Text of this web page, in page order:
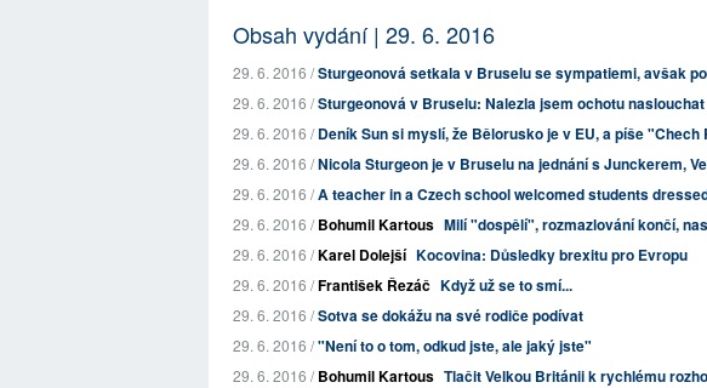
Obsah vydání | 29. 6. 2016
29. 6. 2016 /Sturgeonová setkala v Bruselu se sympatiemi, avšak
29. 6. 2016 /Sturgeonová v Bruselu: Nalezla jsem ochotu naslouchat
29. 6. 2016 /Deník Sun si myslí, že Bělorusko je v EU, a píše "Chech
29. 6. 2016 /Nicola Sturgeon je v Bruselu na jednání s Junckerem,
29. 6. 2016 /A teacher in a Czech school welcomed students
29. 6. 2016 /Bohumil Kartous Milí "dospělí", rozmazlování končí,
29. 6. 2016 /Karel Dolejší Kocovina: Důsledky brexitu pro Evropu
29. 6. 2016 /František Řezáč Když už se to smí...
29. 6. 2016 /Sotva se dokážu na své rodiče podívat
29. 6. 2016 /"Není to o tom, odkud jste, ale jaký jste"
29. 6. 2016 /Bohumil Kartous Tlačit Velkou Británii k rychlému